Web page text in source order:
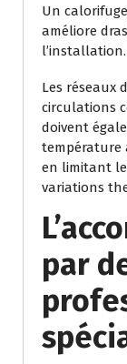
Un
améliore
l’installation.
Les réseaux
circulations
doivent
température
en limitant
variations
par